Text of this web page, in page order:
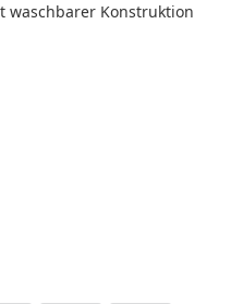
waschbarer Konstruktion